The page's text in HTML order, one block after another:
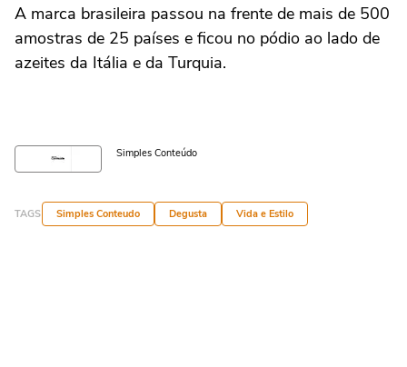
A marca brasileira passou na frente de mais de 500
amostras de 25 países e ficou no pódio ao lado de
azeites da Itália e da Turquia.
Simples Conteúdo
TAGS Simples Conteudo Degusta Vida e Estilo